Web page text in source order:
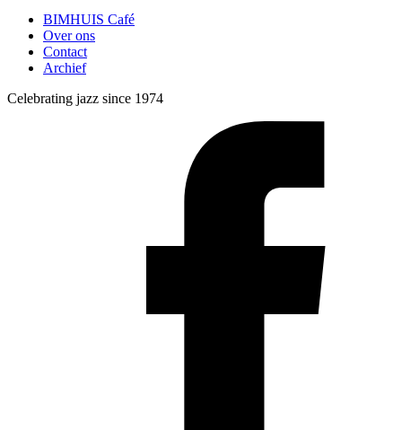
BIMHUIS Café
Over ons
Contact
Archief
Celebrating jazz since 1974